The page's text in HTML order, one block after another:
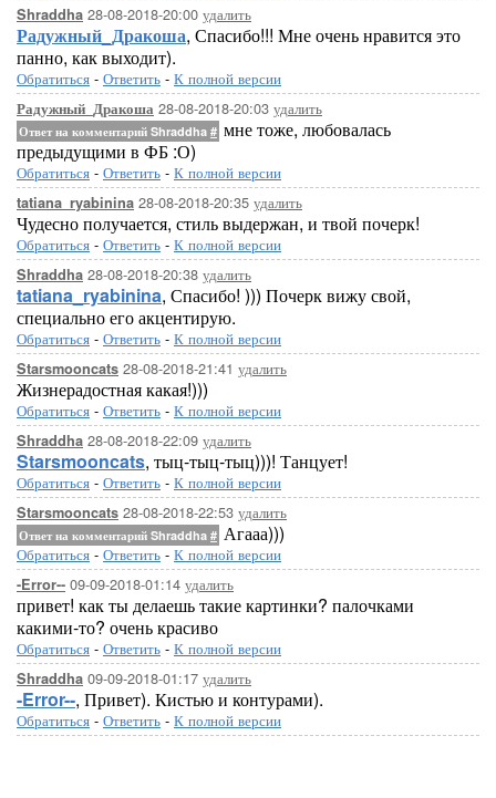
Shraddha 28-08-2018-20:00 удалить
Радужный_Дракоша, Спасибо!!! Мне очень нравится это
панно, как выходит).
Обратиться - Ответить - К полной версии
Радужный_Дракоша 28-08-2018-20:03 удалить
Ответ на комментарий Shraddha # мне тоже, любовалась
предыдущими в ФБ :О)
Обратиться - Ответить - К полной версии
tatiana_ryabinina 28-08-2018-20:35 удалить
Чудесно получается, стиль выдержан, и твой почерк!
Обратиться - Ответить - К полной версии
Shraddha 28-08-2018-20:38 удалить
tatiana_ryabinina, Спасибо! ))) Почерк вижу свой,
специально его акцентирую.
Обратиться - Ответить - К полной версии
Starsmooncats 28-08-2018-21:41 удалить
Жизнерадостная какая!)))
Обратиться - Ответить - К полной версии
Shraddha 28-08-2018-22:09 удалить
Starsmooncats, тыц-тыц-тыц)))! Танцует!
Обратиться - Ответить - К полной версии
Starsmooncats 28-08-2018-22:53 удалить
Ответ на комментарий Shraddha # Агааа)))
Обратиться - Ответить - К полной версии
-Error-- 09-09-2018-01:14 удалить
привет! как ты делаешь такие картинки? палочками
какими-то? очень красиво
Обратиться - Ответить - К полной версии
Shraddha 09-09-2018-01:17 удалить
-Error--, Привет). Кистью и контурами).
Обратиться - Ответить - К полной версии